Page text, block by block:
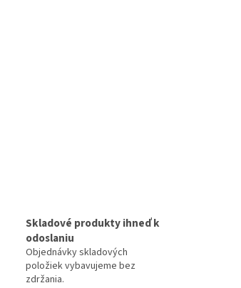
Skladové produkty ihneď k
odoslaniu
Objednávky skladových
položiek vybavujeme bez
zdržania.